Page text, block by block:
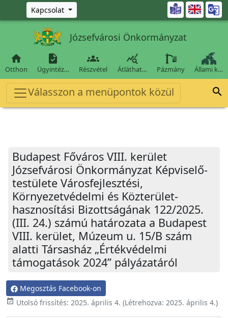
Ugrás a fő tartalomra
Kapcsolat 
Józsefvárosi Önkormányzat

Otthon

Ügyintéz…

Részvétel

Átláthat… Pázmány Állami k…
Válasszon a menüpontok közül 
Budapest Főváros VIII. kerület
Józsefvárosi Önkormányzat Képviselő-
testülete Városfejlesztési,
Környezetvédelmi és Közterület-
hasznosítási Bizottságának 122/2025.
(III. 24.) számú határozata a Budapest
VIII. kerület, Múzeum u. 15/B szám
alatti Társasház „Értékvédelmi
támogatások 2024” pályázatáról
Megosztás Facebook-on
event_available Utolsó frissítés: 2025. április 4. (Létrehozva: 2025. április 4.)